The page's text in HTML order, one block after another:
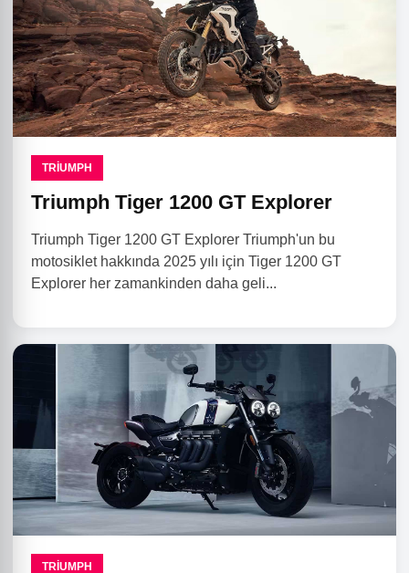
TRIUMPH
Triumph Tiger 1200 GT Explorer
Triumph Tiger 1200 GT Explorer Triumph'un bu
motosiklet hakkında 2025 yılı için Tiger 1200 GT
Explorer her zamankinden daha geli...
TRIUMPH